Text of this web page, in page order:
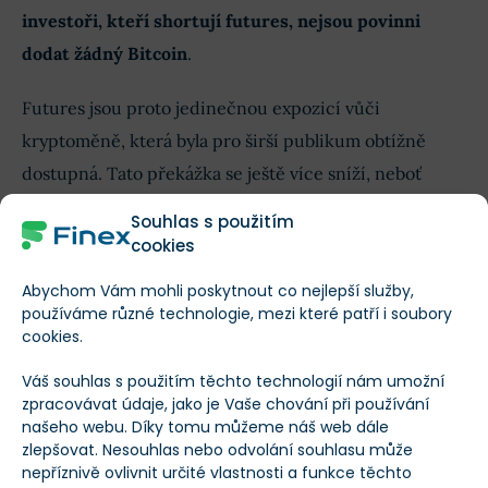
Souhlas s použitím
cookies
Abychom Vám mohli poskytnout co nejlepší služby,
používáme různé technologie, mezi které patří i soubory
cookies.
Váš souhlas s použitím těchto technologií nám umožní
zpracovávat údaje, jako je Vaše chování při používání
našeho webu. Díky tomu můžeme náš web dále
zlepšovat. Nesouhlas nebo odvolání souhlasu může
nepříznivě ovlivnit určité vlastnosti a funkce těchto
investoři, kteří shortují futures, nejsou povinni
dodat žádný Bitcoin.
Futures jsou proto jedinečnou expozicí vůči
kryptoměně, která byla pro širší publikum obtížně
dostupná. Tato překážka se ještě více sníží, neboť
toto aktivumpodpoří jak širší investice do BTC,
Náklonnost předsedy komise
Důvod zvolení futures ETF oproti spotovému je ten, že
předseda SECu v srpnu ukázal svojí náklonnost k
tomuto typu. Zmínil, že se obzvláště těšil na